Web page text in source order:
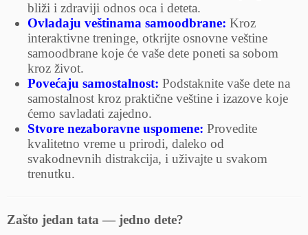
bliži i zdraviji odnos oca i deteta.
Ovladaju veštinama samoodbrane: Kroz
interaktivne treninge, otkrijte osnovne veštine
samoodbrane koje će vaše dete poneti sa sobom
kroz život.
Povećaju samostalnost: Podstaknite vaše dete na
samostalnost kroz praktične veštine i izazove koje
ćemo savladati zajedno.
Stvore nezaboravne uspomene: Provedite
kvalitetno vreme u prirodi, daleko od
svakodnevnih distrakcija, i uživajte u svakom
trenutku.
Zašto jedan tata — jedno dete?